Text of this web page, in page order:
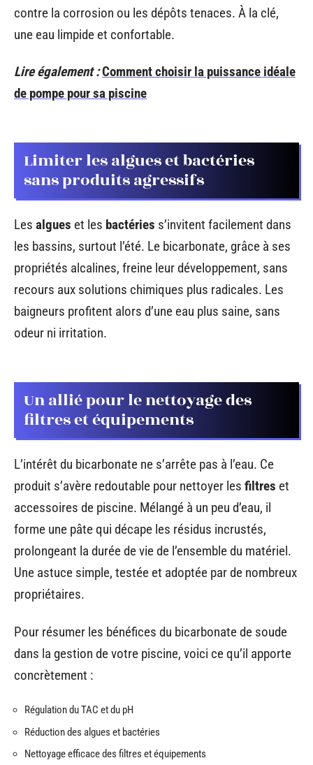
contre la corrosion ou les dépôts tenaces. À la clé,
une eau limpide et confortable.
Lire également :Comment choisir la puissance idéale
de pompe pour sa piscine
Limiter les algues et bactéries
sans produits agressifs
Les algues et les bactéries s’invitent facilement dans
les bassins, surtout l’été. Le bicarbonate, grâce à ses
propriétés alcalines, freine leur développement, sans
recours aux solutions chimiques plus radicales. Les
baigneurs profitent alors d’une eau plus saine, sans
odeur ni irritation.
Un allié pour le nettoyage des
filtres et équipements
L’intérêt du bicarbonate ne s’arrête pas à l’eau. Ce
produit s’avère redoutable pour nettoyer les filtres et
accessoires de piscine. Mélangé à un peu d’eau, il
forme une pâte qui décape les résidus incrustés,
prolongeant la durée de vie de l’ensemble du matériel.
Une astuce simple, testée et adoptée par de nombreux
propriétaires.
Pour résumer les bénéfices du bicarbonate de soude
dans la gestion de votre piscine, voici ce qu’il apporte
concrètement :
Régulation du TAC et du pH
Réduction des algues et bactéries
Nettoyage efficace des filtres et équipements